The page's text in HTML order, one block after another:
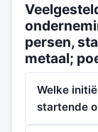
persen,
metaal;
Welke
startende